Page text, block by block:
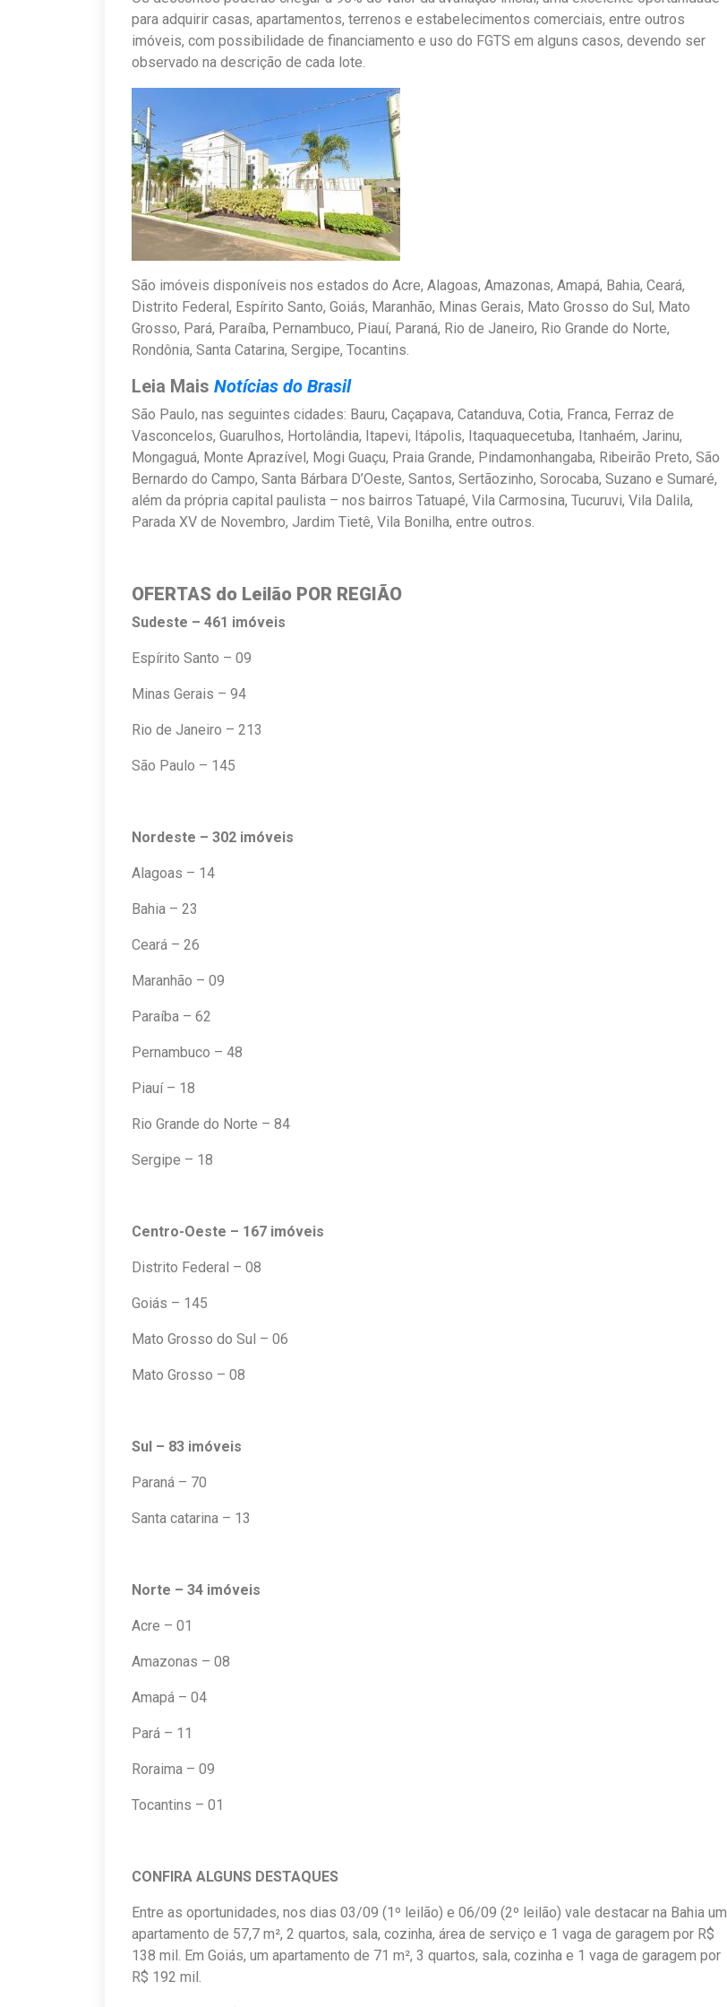
para adquirir casas, apartamentos, terrenos e estabelecimentos comerciais, entre outros
imóveis, com possibilidade de financiamento e uso do FGTS em alguns casos, devendo ser
observado na descrição de cada lote.
São imóveis disponíveis nos estados do Acre, Alagoas, Amazonas, Amapá, Bahia, Ceará,
Distrito Federal, Espírito Santo, Goiás, Maranhão, Minas Gerais, Mato Grosso do Sul, Mato
Grosso, Pará, Paraíba, Pernambuco, Piauí, Paraná, Rio de Janeiro, Rio Grande do Norte,
Rondônia, Santa Catarina, Sergipe, Tocantins.
Leia Mais Notícias do Brasil
São Paulo, nas seguintes cidades: Bauru, Caçapava, Catanduva, Cotia, Franca, Ferraz de
Vasconcelos, Guarulhos, Hortolândia, Itapevi, Itápolis, Itaquaquecetuba, Itanhaém, Jarinu,
Mongaguá, Monte Aprazível, Mogi Guaçu, Praia Grande, Pindamonhangaba, Ribeirão Preto, São
Bernardo do Campo, Santa Bárbara D’Oeste, Santos, Sertãozinho, Sorocaba, Suzano e Sumaré,
além da própria capital paulista – nos bairros Tatuapé, Vila Carmosina, Tucuruvi, Vila Dalila,
Parada XV de Novembro, Jardim Tietê, Vila Bonilha, entre outros.
OFERTAS do Leilão POR REGIÃO
Sudeste – 461 imóveis
Espírito Santo – 09
Minas Gerais – 94
Rio de Janeiro – 213
São Paulo – 145
Nordeste – 302 imóveis
Alagoas – 14
Bahia – 23
Ceará – 26
Maranhão – 09
Paraíba – 62
Pernambuco – 48
Piauí – 18
Rio Grande do Norte – 84
Sergipe – 18
Centro-Oeste – 167 imóveis
Distrito Federal – 08
Goiás – 145
Mato Grosso do Sul – 06
Mato Grosso – 08
Sul – 83 imóveis
Paraná – 70
Santa catarina – 13
Norte – 34 imóveis
Acre – 01
Amazonas – 08
Amapá – 04
Pará – 11
Roraima – 09
Tocantins – 01
CONFIRA ALGUNS DESTAQUES
Entre as oportunidades, nos dias 03/09 (1º leilão) e 06/09 (2º leilão) vale destacar na Bahia um
apartamento de 57,7 m², 2 quartos, sala, cozinha, área de serviço e 1 vaga de garagem por R$
138 mil. Em Goiás, um apartamento de 71 m², 3 quartos, sala, cozinha e 1 vaga de garagem por
R$ 192 mil.